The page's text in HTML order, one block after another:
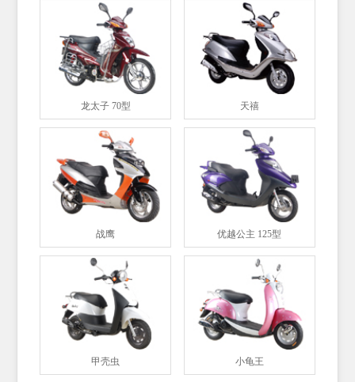
龙太子 70型 天禧
战鹰 优越公主 125型
甲壳虫 小龟王